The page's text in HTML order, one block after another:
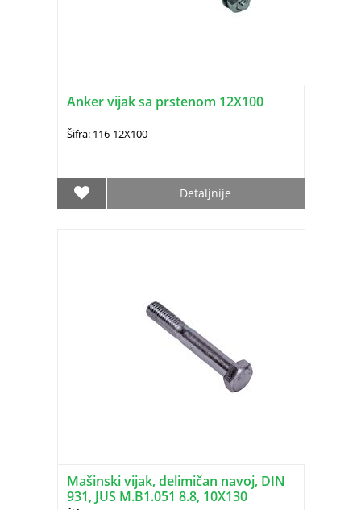
Anker vijak sa prstenom 12X100
Šifra: 116-12X100
Detaljnije
Mašinski vijak, delimičan navoj, DIN
931, JUS M.B1.051 8.8, 10X130